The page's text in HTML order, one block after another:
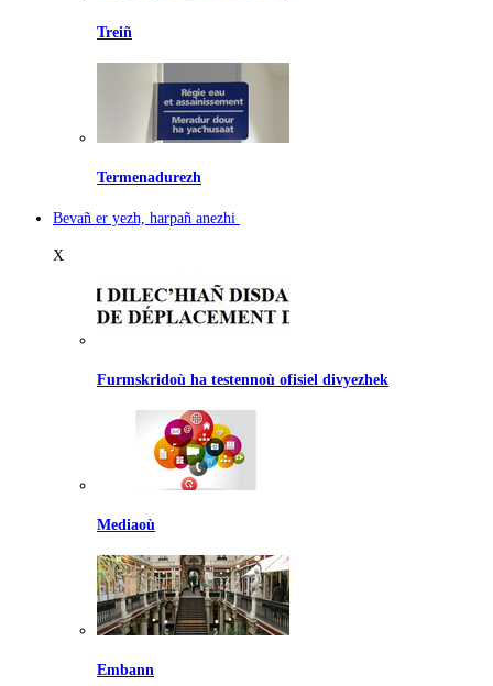
Treiñ
Termenadurezh
Bevañ er yezh, harpañ anezhi
X
Furmskridoù ha testennoù ofisiel divyezhek
Mediaoù
Embann